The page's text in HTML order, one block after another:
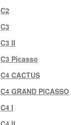
C2
C3
C3 II
C3 Picasso
C4 CACTUS
C4 GRAND PICASSO
C4 I